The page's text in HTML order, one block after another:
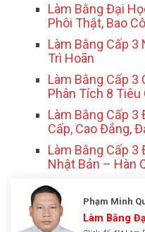
Làm Bằng Đại
Phôi Thật, Bao
Làm Bằng Cấp 3
Trì Hoãn
Làm Bằng Cấp 3
Phân Tích 8 Tiêu
Làm Bằng Cấp
Cấp, Cao Đẳng,
Làm Bằng Cấp 3
Nhật Bản – Hàn
Phạm Minh
Click để đặt Làm